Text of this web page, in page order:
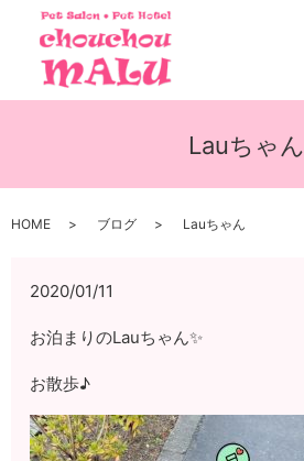
Lauちゃん
HOME ブログ Lauちゃん
2020/01/11
お泊まりのLauちゃん✨
お散歩♪